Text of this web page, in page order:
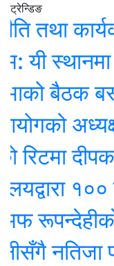
ट्रेन्डिङ
भारी
बैठक बस्दै,
अध्यक्षमा
दीपक
१००
नतिजा पनि